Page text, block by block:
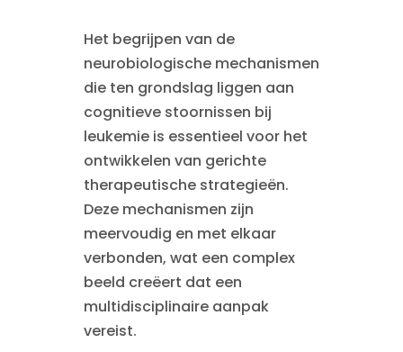
Het begrijpen van de
neurobiologische mechanismen
die ten grondslag liggen aan
cognitieve stoornissen bij
leukemie is essentieel voor het
ontwikkelen van gerichte
therapeutische strategieën.
Deze mechanismen zijn
meervoudig en met elkaar
verbonden, wat een complex
beeld creëert dat een
multidisciplinaire aanpak
vereist.